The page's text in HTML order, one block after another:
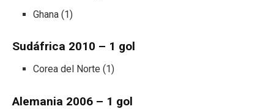
Ghana (1)
Sudáfrica 2010 – 1 gol
Corea del Norte (1)
Alemania 2006 – 1 gol